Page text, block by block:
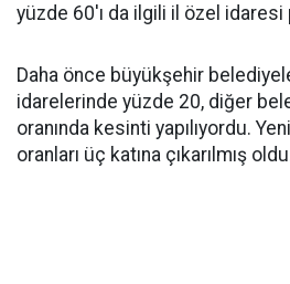
yüzde 60'ı da ilgili il özel idaresi
Daha önce büyükşehir
idarelerinde yüzde 20, diğer
oranında kesinti yapılıyordu.
oranları üç katına çıkarılmış